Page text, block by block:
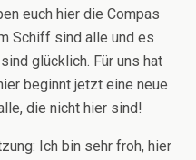
euch hier die Compas
Schiff sind alle und es
glücklich. Für uns hat
beginnt jetzt eine neue
die nicht hier sind!
Ich bin sehr froh, hier